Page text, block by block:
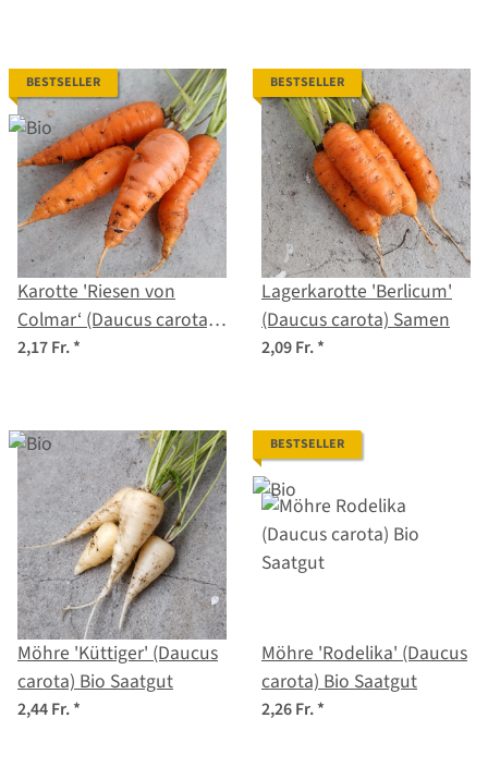
BESTSELLER
Karotte 'Riesen von
Colmar‘ (Daucus carota)
Bio Saatgut
2,17 Fr.*
BESTSELLER
Lagerkarotte 'Berlicum'
(Daucus carota) Samen
2,09 Fr.*
Möhre 'Küttiger' (Daucus
carota) Bio Saatgut
2,44 Fr.*
BESTSELLER
Möhre 'Rodelika' (Daucus
carota) Bio Saatgut
2,26 Fr.*